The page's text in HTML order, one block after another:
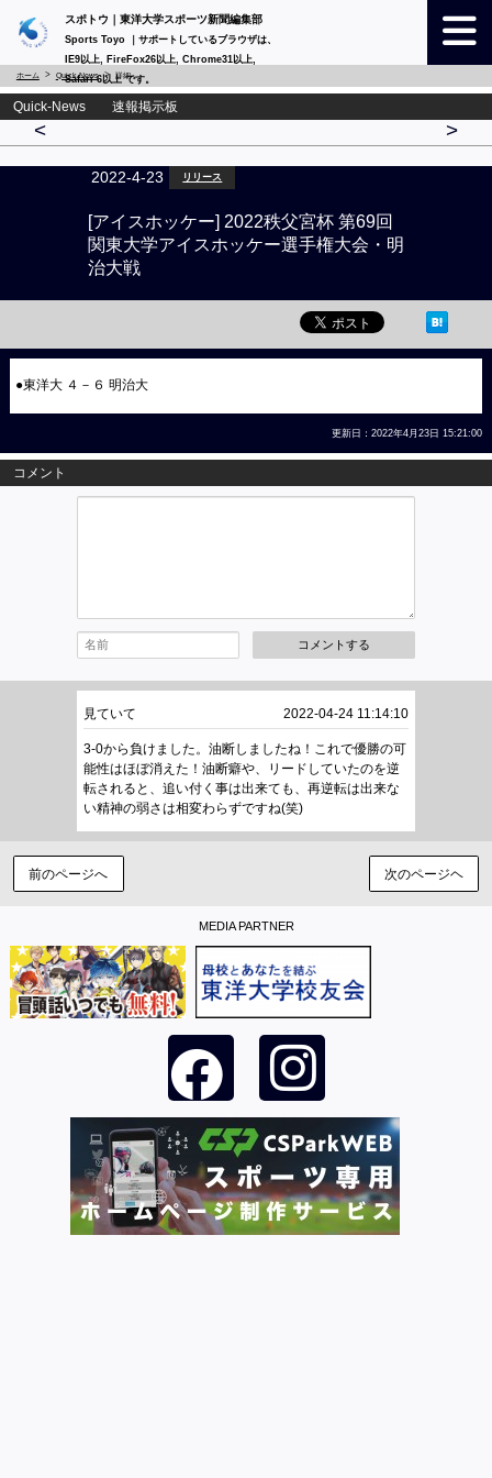
スポトウ｜東洋大学スポーツ新聞編集部
Sports Toyo ｜サポートしているブラウザは、
IE9以上, FireFox26以上, Chrome31以上,
Safari 6以上 です。
ホーム Quick-News 詳細
Quick-News 速報掲示板
< >
2022-4-23 リリース
[アイスホッケー] 2022秩父宮杯 第69回
関東大学アイスホッケー選手権大会・明
治大戦
●東洋大 ４－６ 明治大
更新日：2022年4月23日 15:21:00
コメント
コメントする
見ていて 2022-04-24 11:14:10
3-0から負けました。油断しましたね！これで優勝の可
能性はほぼ消えた！油断癖や、リードしていたのを逆
転されると、追い付く事は出来ても、再逆転は出来な
い精神の弱さは相変わらずですね(笑)
前のページへ 次のページヘ
MEDIA PARTNER